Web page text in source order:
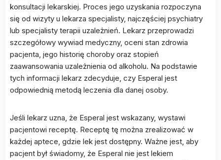
konsultacji lekarskiej. Proces jego uzyskania rozpoczyna
się od wizyty u lekarza specjalisty, najczęściej psychiatry
lub specjalisty terapii uzależnień. Lekarz przeprowadzi
szczegółowy wywiad medyczny, oceni stan zdrowia
pacjenta, jego historię choroby oraz stopień
zaawansowania uzależnienia od alkoholu. Na podstawie
tych informacji lekarz zdecyduje, czy Esperal jest
odpowiednią metodą leczenia dla danej osoby.
Jeśli lekarz uzna, że Esperal jest wskazany, wystawi
pacjentowi receptę. Receptę tę można zrealizować w
każdej aptece, gdzie lek jest dostępny. Ważne jest, aby
pacjent był świadomy, że Esperal nie jest lekiem